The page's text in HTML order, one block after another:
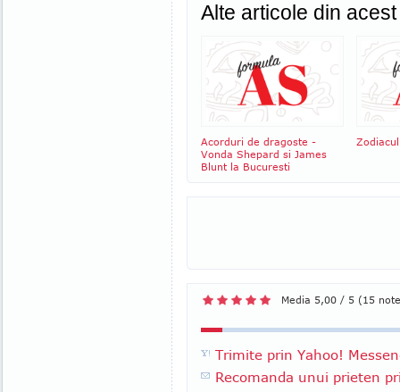
Alte articole din
Acorduri de dragoste -
Vonda Shepard si James
Blunt la Bucuresti
Media 5,00 / 5 (15
Trimite prin Yahoo!
Recomanda unui prieten